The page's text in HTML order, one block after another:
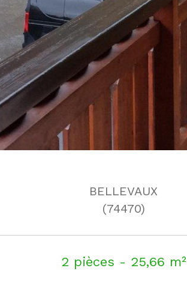
BELLEVAUX
(74470)
2 pièces - 25,66 m²